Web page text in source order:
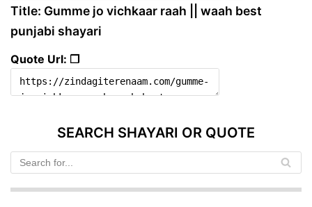
Title: Gumme jo vichkaar raah || waah best
punjabi shayari
Quote Url: ❐
SEARCH SHAYARI OR QUOTE